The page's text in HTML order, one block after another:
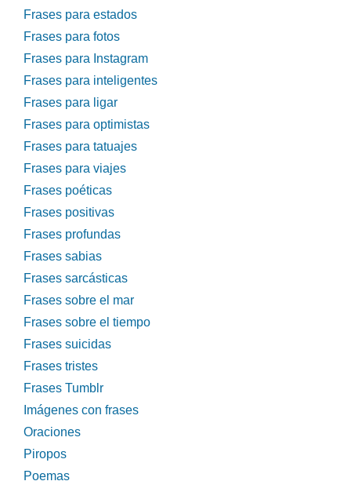
Frases para estados
Frases para fotos
Frases para Instagram
Frases para inteligentes
Frases para ligar
Frases para optimistas
Frases para tatuajes
Frases para viajes
Frases poéticas
Frases positivas
Frases profundas
Frases sabias
Frases sarcásticas
Frases sobre el mar
Frases sobre el tiempo
Frases suicidas
Frases tristes
Frases Tumblr
Imágenes con frases
Oraciones
Piropos
Poemas